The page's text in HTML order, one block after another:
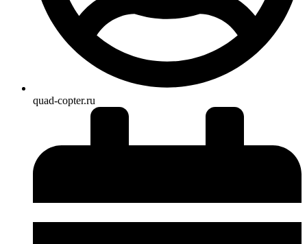
quad-copter.ru